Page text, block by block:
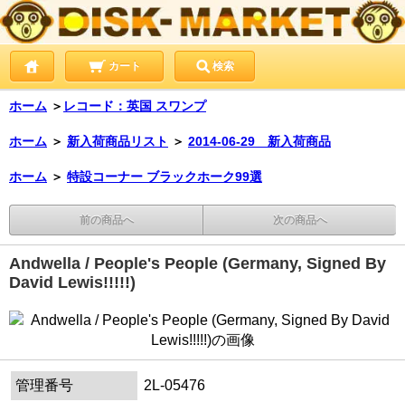
カート 検索
ホーム ＞ レコード：英国 スワンプ
ホーム ＞ 新入荷商品リスト ＞ 2014-06-29 新入荷商品
ホーム ＞ 特設コーナー ブラックホーク99選
前の商品へ 次の商品へ
Andwella / People's People (Germany, Signed By
David Lewis!!!!!)
管理番号
2L-05476